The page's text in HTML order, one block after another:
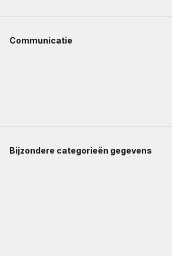
Communicatie
Bijzondere categorieën gegevens